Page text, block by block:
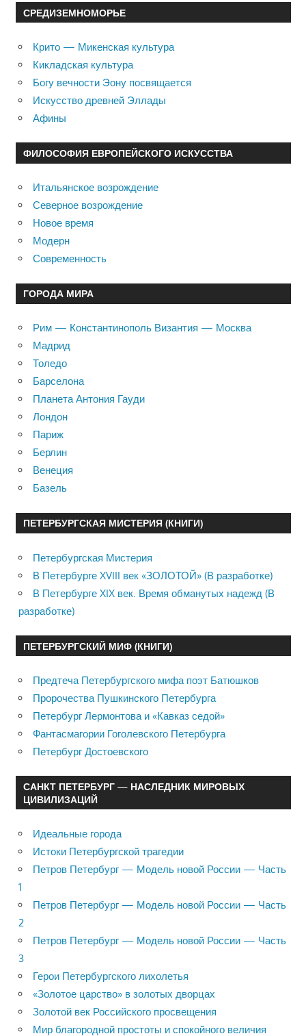
СРЕДИЗЕМНОМОРЬЕ
Крито — Микенская культура
Кикладская культура
Богу вечности Эону посвящается
Искусство древней Эллады
Афины
ФИЛОСОФИЯ ЕВРОПЕЙСКОГО ИСКУССТВА
Итальянское возрождение
Северное возрождение
Новое время
Модерн
Современность
ГОРОДА МИРА
Рим — Константинополь Византия — Москва
Мадрид
Толедо
Барселона
Планета Антония Гауди
Лондон
Париж
Берлин
Венеция
Базель
ПЕТЕРБУРГСКАЯ МИСТЕРИЯ (КНИГИ)
Петербургская Мистерия
В Петербурге XVIII век «ЗОЛОТОЙ» (В разработке)
В Петербурге XIX век. Время обманутых надежд (В
разработке)
ПЕТЕРБУРГСКИЙ МИФ (КНИГИ)
Предтеча Петербургского мифа поэт Батюшков
Пророчества Пушкинского Петербурга
Петербург Лермонтова и «Кавказ седой»
Фантасмагории Гоголевского Петербурга
Петербург Достоевского
САНКТ ПЕТЕРБУРГ — НАСЛЕДНИК МИРОВЫХ
ЦИВИЛИЗАЦИЙ
Идеальные города
Истоки Петербургской трагедии
Петров Петербург — Модель новой России — Часть
1
Петров Петербург — Модель новой России — Часть
2
Петров Петербург — Модель новой России — Часть
3
Герои Петербургского лихолетья
«Золотое царство» в золотых дворцах
Золотой век Российского просвещения
Мир благородной простоты и спокойного величия